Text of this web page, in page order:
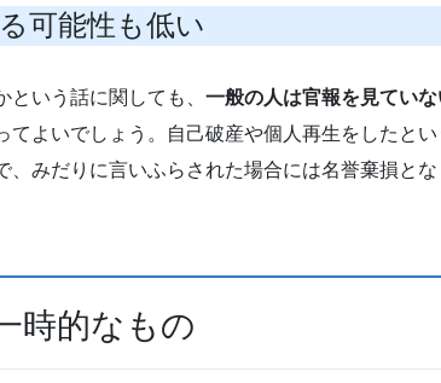
可能性も低い
いう話に関しても、 一般の人は官報を見てい
てよいでしょう。自己破産や個人再生をしたと
、みだりに言いふらされた場合には名誉棄損と
時的なもの